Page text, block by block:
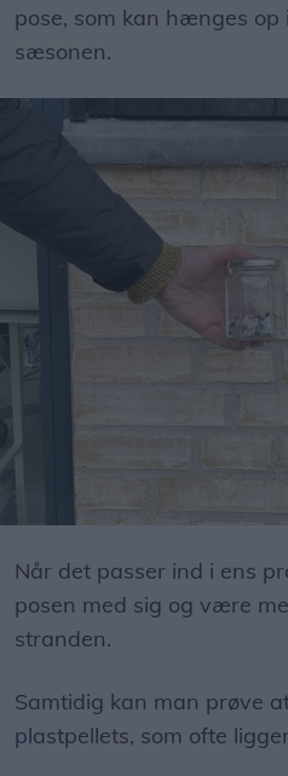
pose, som kan hænges
sæsonen.
Når det passer ind i ens
posen med sig og være
stranden.
Samtidig kan man prøve
plastpellets, som ofte